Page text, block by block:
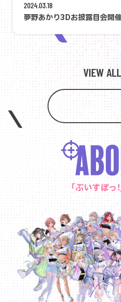
2024.03.18
夢野あかり3Dお披露目会開催
VIEW ALL
「ぶいすぽっ!